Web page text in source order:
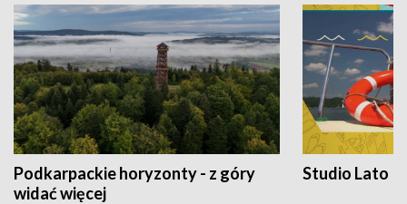
Podkarpackie horyzonty - z góry
widać więcej
Studio Lato